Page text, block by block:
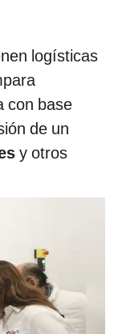
logísticas
con base
de un
y otros